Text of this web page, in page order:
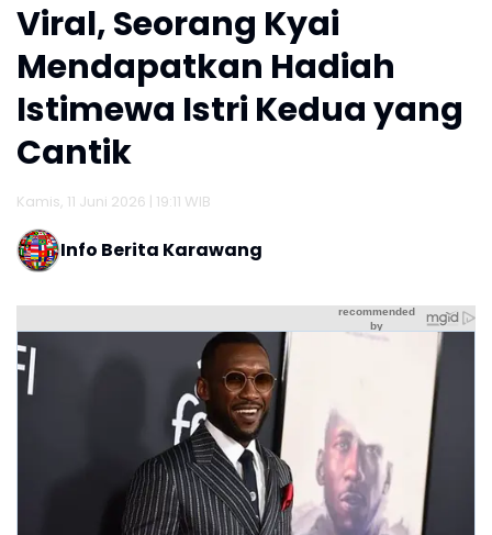
Viral, Seorang Kyai
Mendapatkan Hadiah
Istimewa Istri Kedua yang
Cantik
Kamis, 11 Juni 2026 | 19:11 WIB
Info Berita Karawang